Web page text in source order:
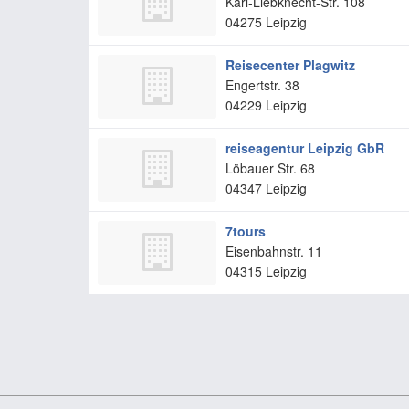
04275 Leipzig
Reisecenter Plagwitz
Engertstr. 38
04229 Leipzig
reiseagentur Leipzig GbR
Löbauer Str. 68
04347 Leipzig
7tours
Eisenbahnstr. 11
04315 Leipzig